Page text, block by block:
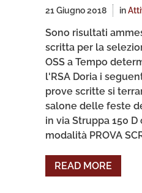
21 Giugno 2018 in
Sono risultati
scritta per la
OSS a Tempo
l'RSA Doria i
prove scritte si
salone delle feste
in via Struppa 150
modalità PROVA
READ MORE